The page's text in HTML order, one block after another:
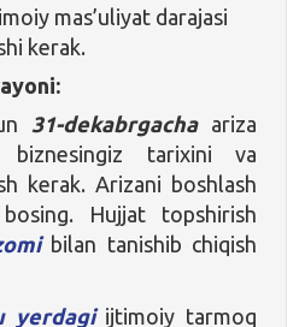
mas’uliyat darajasi
kerak.
31-dekabrgachaariza
biznesingiz tarixini va
kerak. Arizani boshlash
Hujjat topshirish
bilan tanishib chiqish
yerdagiijtimoiy tarmoq